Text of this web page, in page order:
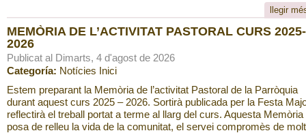
llegir
MEMÒRIA DE L’ACTIVITAT PASTORAL CURS 2025-
2026
Publicat al Dimarts, 4 d'agost de 2026
Categoría: Notícies Inici
Estem preparant la Memòria de l’activitat Pastoral de la Parròquia
durant aquest curs 2025 – 2026. Sortirà publicada per la Festa
reflectirà el treball portat a terme al llarg del curs. Aquesta Memòria
posa de relleu la vida de la comunitat, el servei compromès de